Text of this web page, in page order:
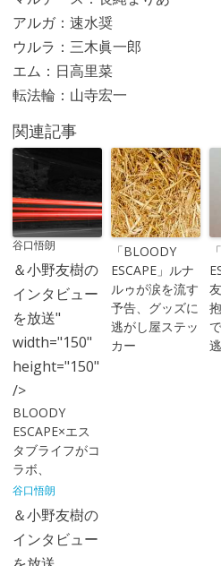
アルガ：速水奨
ウルラ：三木眞一郎
エム：日高里菜
転法輪：山寺宏一
関連記事
谷口悟朗
＆小野友樹の
インタビュー
を放送"
width="150"
height="150"
/>
BLOODY
ESCAPE×エス
タブライフがコ
ラボ、
谷口悟朗
＆小野友樹の
インタビュー
「BLOODY
ESCAPE」ルナ
ルゥが涙を流す
予告、グッズに
逃がし屋ステッ
カー